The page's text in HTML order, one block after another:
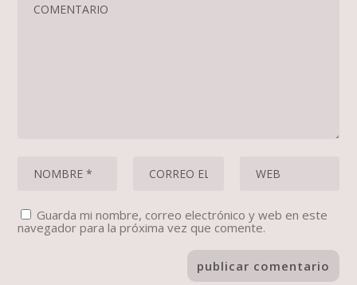
Guarda mi nombre, correo electrónico y web en este
navegador para la próxima vez que comente.